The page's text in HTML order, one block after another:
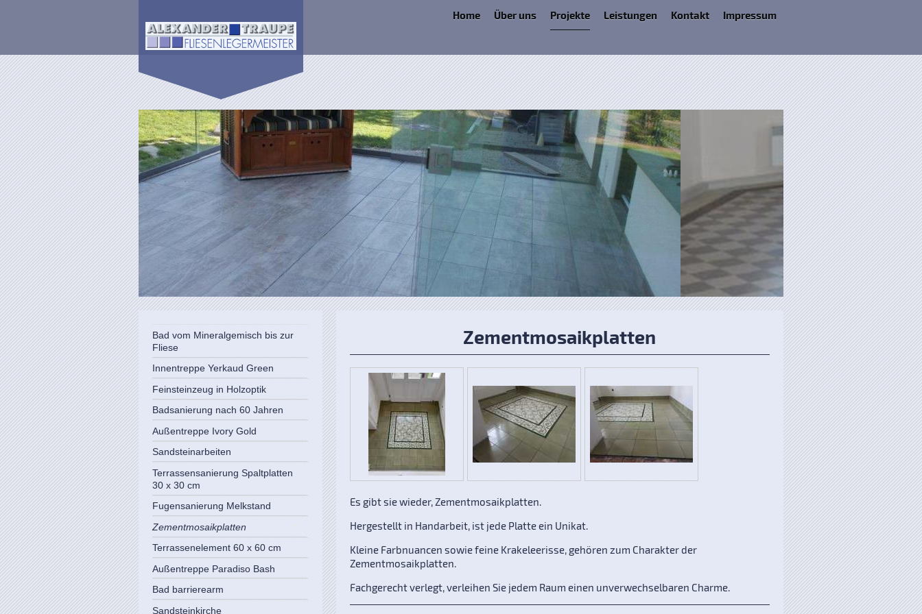
Home Über uns Projekte Leistungen Kontakt Impressum
Zementmosaikplatten
Es gibt sie wieder, Zementmosaikplatten.
Hergestellt in Handarbeit, ist jede Platte ein Unikat.
Kleine Farbnuancen sowie feine Krakeleerisse, gehören zum Charakter der
Zementmosaikplatten.
Fachgerecht verlegt, verleihen Sie jedem Raum einen unverwechselbaren Charme.
Bad vom Mineralgemisch bis zur
Fliese
Innentreppe Yerkaud Green
Feinsteinzeug in Holzoptik
Badsanierung nach 60 Jahren
Außentreppe Ivory Gold
Sandsteinarbeiten
Terrassensanierung Spaltplatten
30 x 30 cm
Fugensanierung Melkstand
Zementmosaikplatten
Terrassenelement 60 x 60 cm
Außentreppe Paradiso Bash
Bad barrierearm
Sandsteinkirche